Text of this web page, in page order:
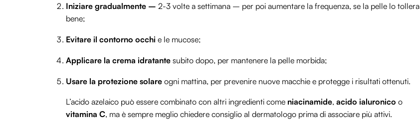
Iniziare gradualmente – 2-3 volte a settimana – per poi aumentare la frequenza, se la pelle lo tollera
bene;
Evitare il contorno occhi e le mucose;
Applicare la crema idratante subito dopo, per mantenere la pelle morbida;
Usare la protezione solare ogni mattina, per prevenire nuove macchie e protegge i risultati ottenuti.
L’acido azelaico può essere combinato con altri ingredienti come niacinamide, acido ialuronico o
vitamina C, ma è sempre meglio chiedere consiglio al dermatologo prima di associare più attivi.